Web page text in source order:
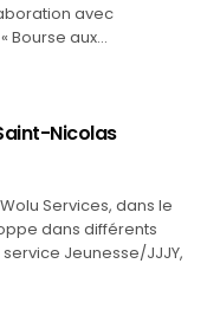
avec
Bourse aux…
Nicolas
Services, dans le
dans différents
Jeunesse/JJJY,